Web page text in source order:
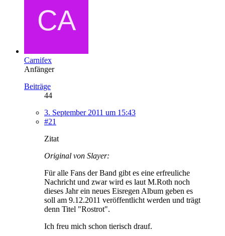
Carnifex
Anfänger
Beiträge
44
3. September 2011 um 15:43
#21
Zitat
Original von Slayer:
Für alle Fans der Band gibt es eine erfreuliche
Nachricht und zwar wird es laut M.Roth noch
dieses Jahr ein neues Eisregen Album geben es
soll am 9.12.2011 veröffentlicht werden und trägt
denn Titel "Rostrot".
Ich freu mich schon tierisch drauf.